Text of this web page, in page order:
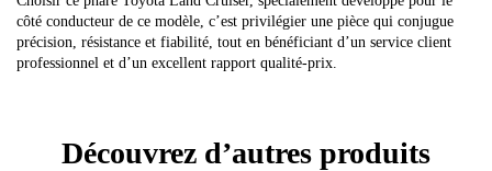
côté conducteur de ce modèle, c’est privilégier une pièce qui conjugue
précision, résistance et fiabilité, tout en bénéficiant d’un service client
professionnel et d’un excellent rapport qualité-prix.
Découvrez d’autres produits